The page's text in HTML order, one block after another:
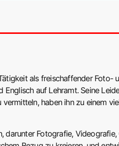
als freischaffender Foto-
auf Lehramt. Seine
haben ihn zu einem
darunter Fotografie, Videografie,